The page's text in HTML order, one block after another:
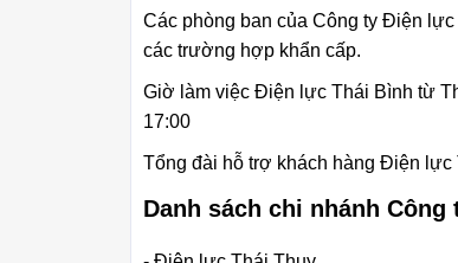
Các phòng ban của Công ty Điện
các trường hợp khẩn cấp.
Giờ làm việc Điện lực Thái Bình từ
17:00
Tổng đài hỗ trợ khách hàng Điện lực
Danh sách chi nhánh